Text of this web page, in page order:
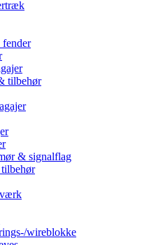
tilbehør
& signalflag
wireblokke